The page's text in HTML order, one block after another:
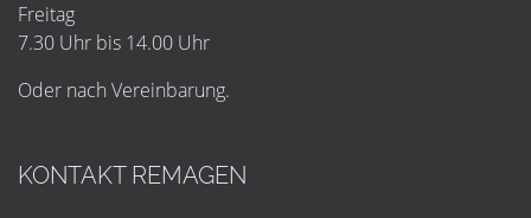
Freitag
7.30 Uhr bis 14.00 Uhr
Oder nach Vereinbarung.
KONTAKT REMAGEN